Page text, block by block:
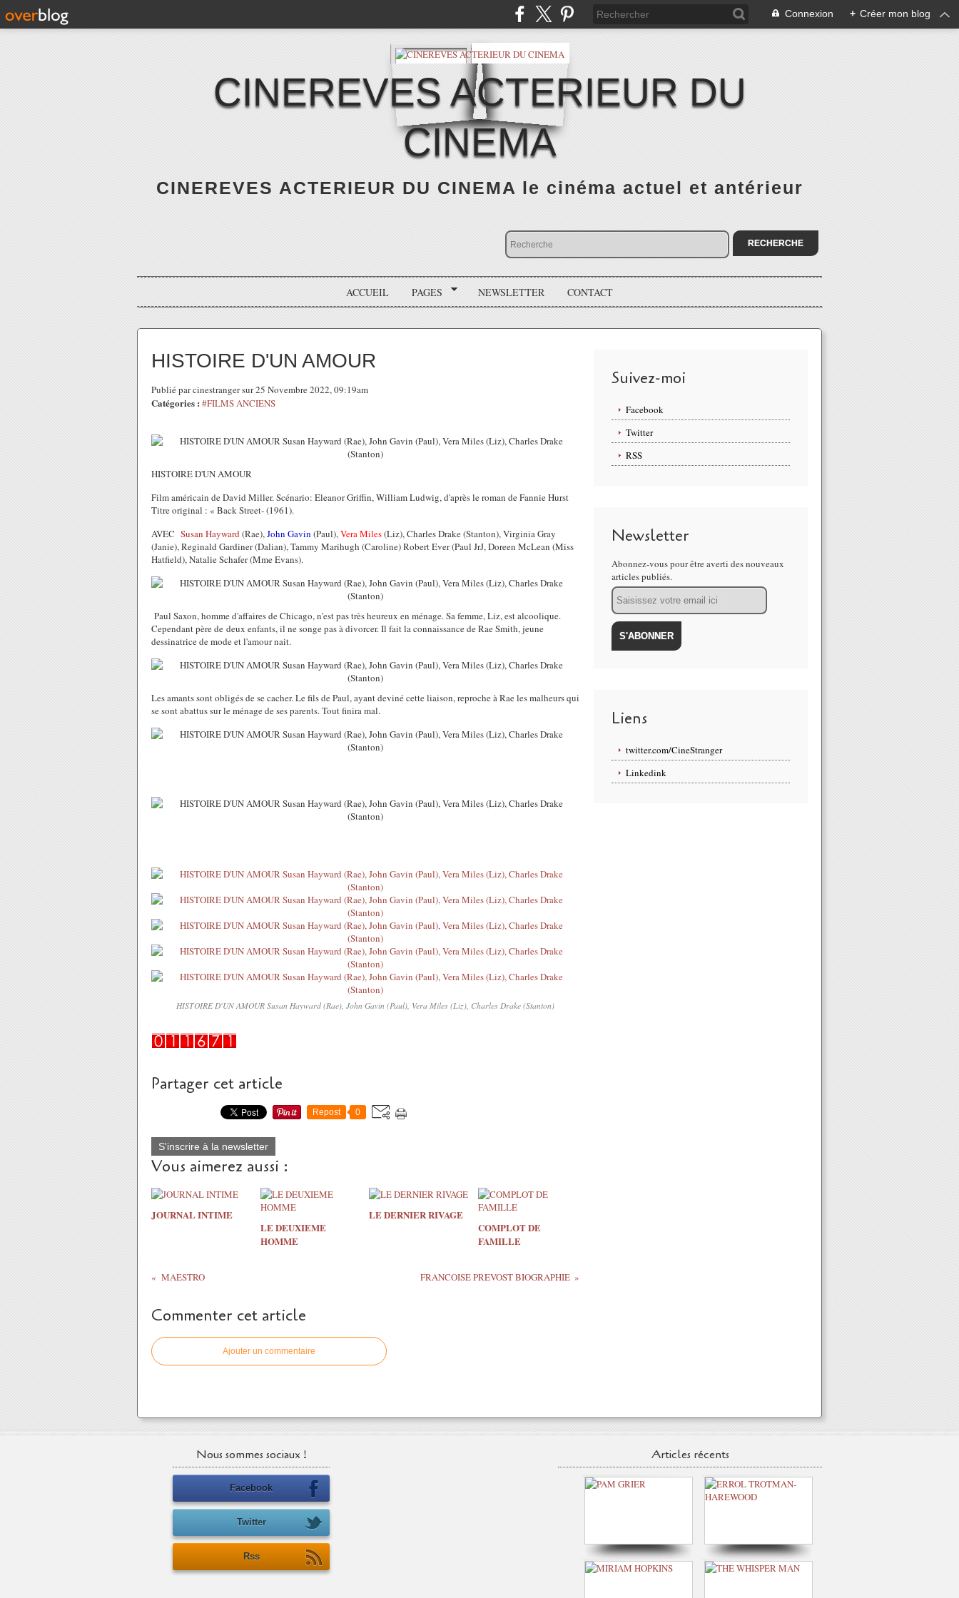
Connexion + Créer mon blog
CINEREVES ACTERIEUR DU
CINEMA
CINEREVES ACTERIEUR DU CINEMA le cinéma actuel et antérieur
ACCUEIL PAGES NEWSLETTER CONTACT
HISTOIRE D'UN AMOUR
Publié par cinestranger sur 25 Novembre 2022, 09:19am
Catégories : #FILMS ANCIENS
HISTOIRE D'UN AMOUR
Film américain de David Miller. Scénario: Eleanor Griffin, William Ludwig, d'après le roman de Fannie Hurst
Titre original : « Back Street- (1961).
AVEC Susan Hayward(Rae),John Gavin (Paul),Vera Miles(Liz), Charles Drake (Stanton), Virginia Gray
(Janie), Reginald Gardiner (Dalian), Tammy Marihugh (Caroline) Robert Ever (Paul JrJ, Doreen McLean (Miss
Hatfield), Natalie Schafer (Mme Evans).
Paul Saxon, homme d'affaires de Chicago, n'est pas très heureux en ménage. Sa femme, Liz, est alcoolique.
Cependant père de deux enfants, il ne songe pas à divorcer. Il fait la connaissance de Rae Smith, jeune
dessinatrice de mode et l'amour nait.
Les amants sont obligés de se cacher. Le fils de Paul, ayant deviné cette liaison, reproche à Rae les malheurs qui
se sont abattus sur le ménage de ses parents. Tout finira mal.
HISTOIRE D'UN AMOUR Susan Hayward (Rae), John Gavin (Paul), Vera Miles (Liz), Charles Drake (Stanton)
Partager cet article
Repost 0
S'inscrire à la newsletter
Vous aimerez aussi :
JOURNAL INTIME
LE DEUXIEME
HOMME
LE DERNIER RIVAGE
COMPLOT DE
FAMILLE
MAESTRO FRANCOISE PREVOST BIOGRAPHIE
Commenter cet article
Ajouter un commentaire
Suivez-moi
Facebook
Twitter
RSS
Newsletter
Abonnez-vous pour être averti des nouveaux
articles publiés.
Email
Liens
twitter.com/CineStranger
Linkedink
Nous sommes sociaux !
Facebook
Twitter
Rss
Articles récents